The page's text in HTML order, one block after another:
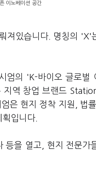
이노베이션 공간
져있습니다. 명칭의 'X'
엄의 'K-바이오 글로벌
지역 창업 브랜드
은 현지 정착 지원, 법
입니다.
을 열고, 현지 전문가